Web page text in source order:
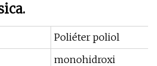
Poliéter poliol
monohidroxi